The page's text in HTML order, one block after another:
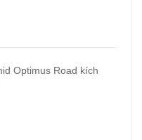
Optimus Road kích